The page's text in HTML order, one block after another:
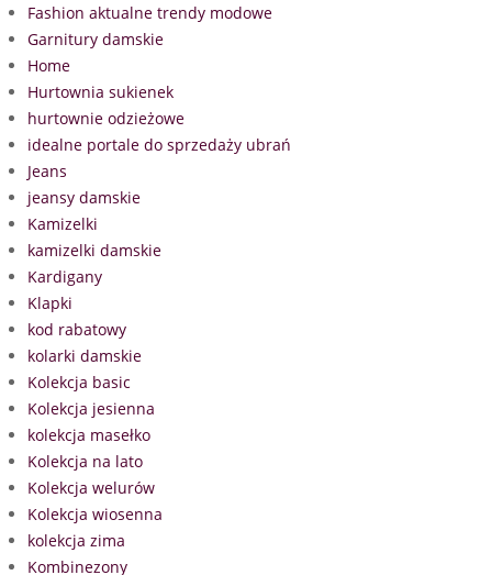
Fashion aktualne trendy modowe
Garnitury damskie
Home
Hurtownia sukienek
hurtownie odzieżowe
idealne portale do sprzedaży ubrań
Jeans
jeansy damskie
Kamizelki
kamizelki damskie
Kardigany
Klapki
kod rabatowy
kolarki damskie
Kolekcja basic
Kolekcja jesienna
kolekcja masełko
Kolekcja na lato
Kolekcja welurów
Kolekcja wiosenna
kolekcja zima
Kombinezony